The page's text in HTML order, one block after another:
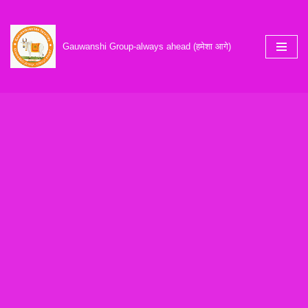
Skip
to
content
Gauwanshi Group-always ahead (हमेशा आगे)